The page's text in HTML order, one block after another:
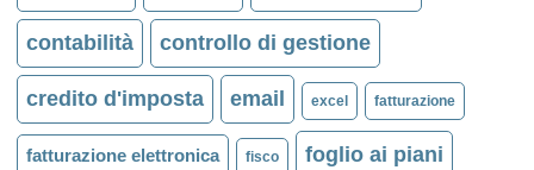
contabilità controllo di gestione
credito d'imposta email excel fatturazione
fatturazione elettronica fisco foglio ai piani